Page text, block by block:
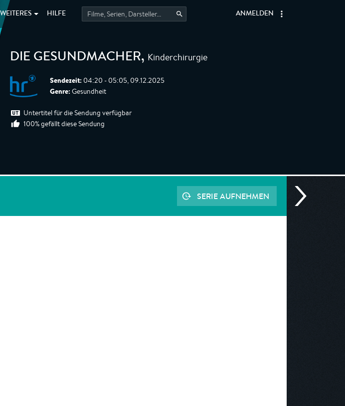
WEITERES HILFE ANMELDEN
DIE GESUNDMACHER, Kinderchirurgie
Sendezeit: 04:20 - 05:05, 09.12.2025
Genre: Gesundheit
Untertitel für die Sendung verfügbar
100% gefällt diese Sendung
SERIE AUFNEHMEN